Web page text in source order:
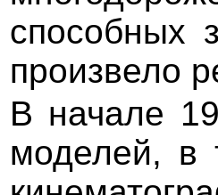
способных
произвело
В начале
моделей, в